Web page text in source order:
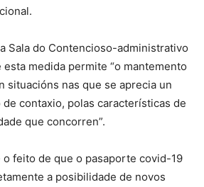
Sala do Contencioso-administrativo
medida permite “o mantemento
situacións nas que se aprecia un
contaxio, polas características de
que concorren”.
o feito de que o pasaporte covid-19
a posibilidade de novos